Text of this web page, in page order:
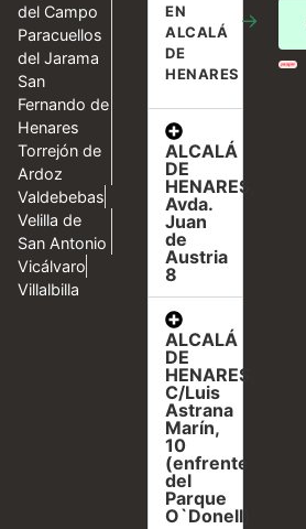
del Campo
Paracuellos
del Jarama
San
Fernando de
Henares
Torrejón de
Ardoz
Valdebebas
Velilla de
San Antonio
Vicálvaro
Villalbilla
EN
ALCALÁ
DE
HENARES
→
ALCALÁ
DE
HENARES,
Avda.
Juan
de
Austria
8
ALCALÁ
DE
HENARES,
C/Luis
Astrana
Marín,
10
(enfrente
del
Parque
O`Donell)